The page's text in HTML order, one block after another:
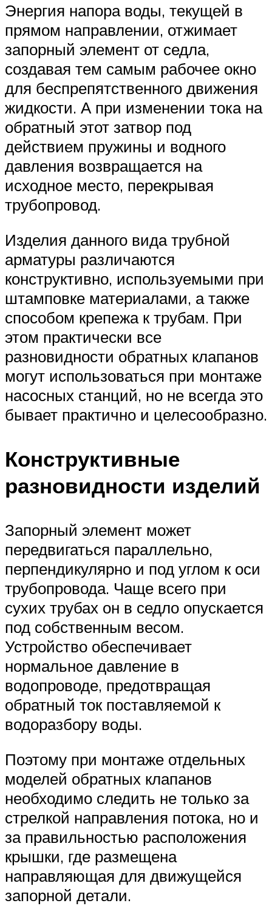
Энергия напора воды, текущей в
прямом направлении, отжимает
запорный элемент от седла,
создавая тем самым рабочее окно
для беспрепятственного движения
жидкости. А при изменении тока на
обратный этот затвор под
действием пружины и водного
давления возвращается на
исходное место, перекрывая
трубопровод.
Изделия данного вида трубной
арматуры различаются
конструктивно, используемыми при
штамповке материалами, а также
способом крепежа к трубам. При
этом практически все
разновидности обратных клапанов
могут использоваться при монтаже
насосных станций, но не всегда это
бывает практично и целесообразно.
Конструктивные
разновидности изделий
Запорный элемент может
передвигаться параллельно,
перпендикулярно и под углом к оси
трубопровода. Чаще всего при
сухих трубах он в седло опускается
под собственным весом.
Устройство обеспечивает
нормальное давление в
водопроводе, предотвращая
обратный ток поставляемой к
водоразбору воды.
Поэтому при монтаже отдельных
моделей обратных клапанов
необходимо следить не только за
стрелкой направления потока, но и
за правильностью расположения
крышки, где размещена
направляющая для движущейся
запорной детали.